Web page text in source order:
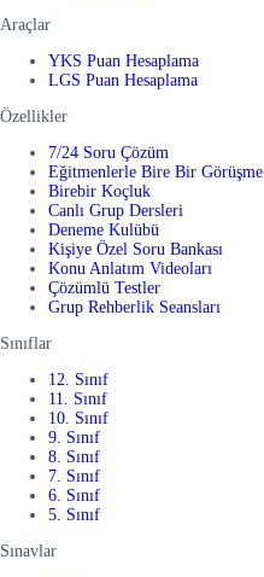
Araçlar
YKS Puan Hesaplama
LGS Puan Hesaplama
Özellikler
7/24 Soru Çözüm
Eğitmenlerle Bire Bir Görüşme
Birebir Koçluk
Canlı Grup Dersleri
Deneme Kulübü
Kişiye Özel Soru Bankası
Konu Anlatım Videoları
Çözümlü Testler
Grup Rehberlik Seansları
Sınıflar
12. Sınıf
11. Sınıf
10. Sınıf
9. Sınıf
8. Sınıf
7. Sınıf
6. Sınıf
5. Sınıf
Sınavlar